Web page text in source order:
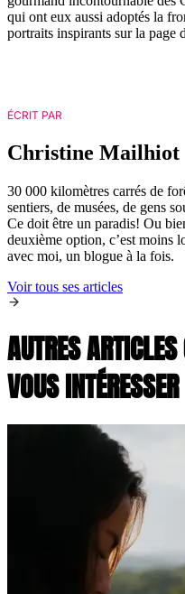
qui ont eux aussi adoptés la
portraits inspirants sur la page
ÉCRIT PAR
Christine Mailhiot
30 000 kilomètres carrés de
sentiers, de musées, de gens
Ce doit être un paradis! Ou
deuxième option, c’est moins
avec moi, un blogue à la fois.
Voir tous ses articles
AUTRES
VOUS INTÉRESSER